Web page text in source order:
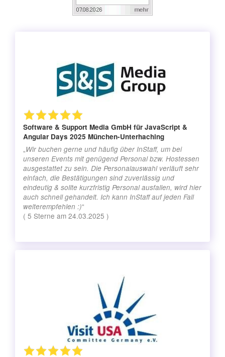
Software & Support Media GmbH für JavaScript &
Angular Days 2025 München-Unterhaching
„Wir buchen gerne und häufig über InStaff, um bei
unseren Events mit genügend Personal bzw. Hostessen
ausgestattet zu sein. Die Personalauswahl verläuft sehr
einfach, die Bestätigungen sind zuverlässig und
eindeutig & sollte kurzfristig Personal ausfallen, wird hier
auch schnell gehandelt. Ich kann InStaff auf jeden Fall
weiterempfehlen :)“
( 5 Sterne am 24.03.2025 )